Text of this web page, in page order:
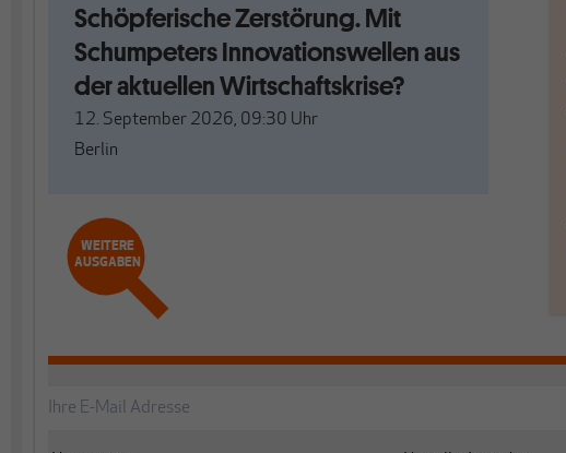
Schöpferische Zerstörung. Mit
Schumpeters Innovationswellen aus
der aktuellen Wirtschaftskrise?
12. September 2026, 09:30 Uhr
Berlin
WEITERE
AUSGABEN